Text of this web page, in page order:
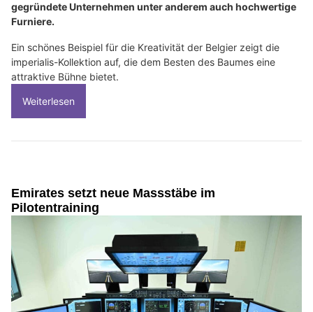
gegründete Unternehmen unter anderem auch hochwertige
Furniere.
Ein schönes Beispiel für die Kreativität der Belgier zeigt die
imperialis-Kollektion auf, die dem Besten des Baumes eine
attraktive Bühne bietet.
Weiterlesen
Emirates setzt neue Massstäbe im
Pilotentraining